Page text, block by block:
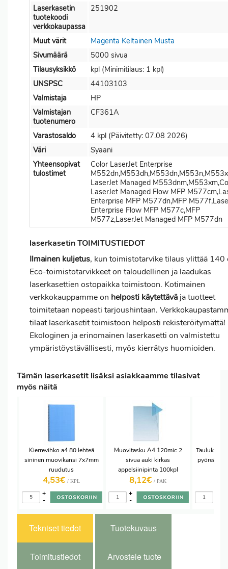
Laserkasetin
tuotekoodi
verkkokaupassa
251902
Muut värit Magenta Keltainen Musta
Sivumäärä
5000 sivua
Tilausyksikkö
kpl (Minimitilaus: 1 kpl)
UNSPSC
44103103
Valmistaja
HP
Valmistajan
tuotenumero
CF361A
Varastosaldo
4 kpl (Päivitetty: 07.08 2026)
Väri
Syaani
Yhteensopivat
tulostimet
Color LaserJet Enterprise
LaserJet Managed
LaserJet Managed Flow MFP
Enterprise MFP M577dn,MFP
Enterprise Flow MFP M577c,MFP
M577z,LaserJet Managed MFP M577dn
laserkasetin TOIMITUSTIEDOT
Ilmainen kuljetus, kun toimistotarvike tilaus ylittää 140
Eco-toimistotarvikkeet on taloudellinen ja laadukas
laserkasettien ostopaikka toimistoon. Kotimainen
verkkokauppamme on helposti käytettävä ja tuotteet
toimitetaan nopeasti tarjoushintaan.
tilaat laserkasetit toimistoon helposti rekisteröitymättä!
Ekologinen ja erinomainen laserkasetti on valmistettu
ympäristöystävällisesti, myös kierrätys huomioiden.
Tämän laserkasetit lisäksi asiakkaamme tilasivat
myös näitä
Kierrevihko a4 80 lehteä
sininen muovikansi 7x7mm
ruudutus
4,53€ / KPL
-
+
Muovitasku A4 120mic 2
sivua auki kirkas
appelsiinipinta 100kpl
8,12€ / PAK
-
+
pyöreä 4-
Tekniset tiedot Tuotekuvaus
Toimitustiedot Arvostele tuote